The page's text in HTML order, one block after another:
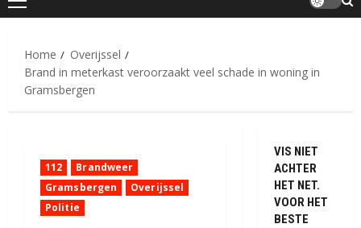
Primair
Home
Overijssel
Brand in meterkast veroorzaakt veel schade in woning in
Gramsbergen
112
Brandweer
Gramsbergen
Overijssel
Politie
VIS NIET
ACHTER
HET NET.
VOOR HET
BESTE